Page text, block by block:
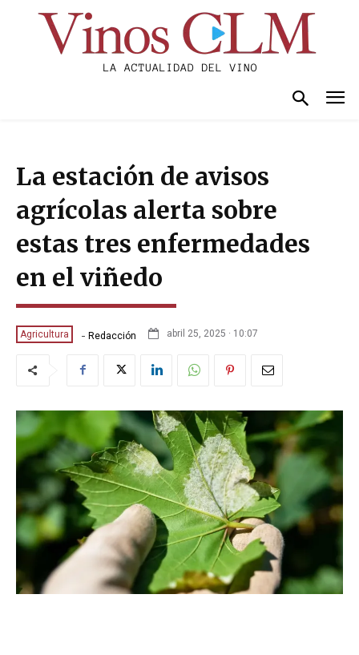
La estación de avisos
agrícolas alerta sobre
estas tres enfermedades
en el viñedo
Agricultura - Redacción abril 25, 2025 · 10:07